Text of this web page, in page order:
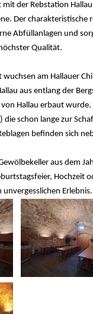
der Rebstation
Der
Abfüllanlagen und
Qualität.
am Hallauer
aus entlang der
Hallau erbaut
die schon lange zur
befinden sich
aus dem
Hochzeit
Erlebnis.